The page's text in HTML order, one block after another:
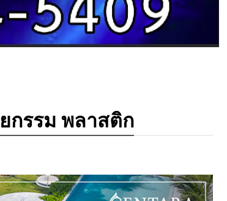
กรรม พลาสติก